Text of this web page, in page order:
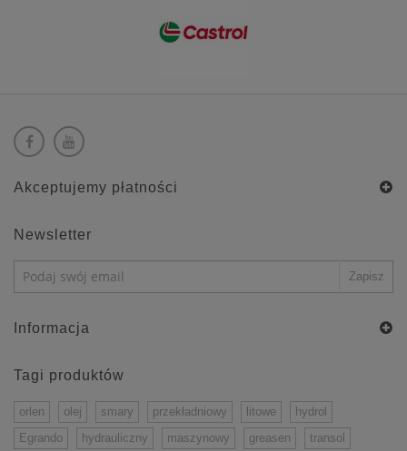
Akceptujemy płatności
Newsletter
Informacja
Tagi produktów
orlen olej smary przekładniowy litowe
hydrol
Egrando
hydrauliczny maszynowy greasen transol